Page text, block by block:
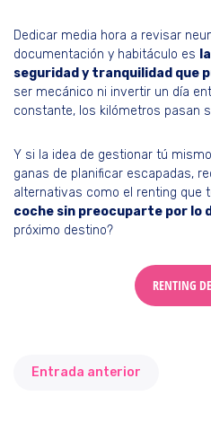
Dedicar media hora a revisar
documentación y habitáculo es
seguridad y tranquilidad que
ser mecánico ni invertir un día
constante, los kilómetros pasan
Y si la idea de gestionar tú
ganas de planificar escapadas,
alternativas como el renting que
coche sin preocuparte por lo
próximo destino?
RENTING
Entrada anterior